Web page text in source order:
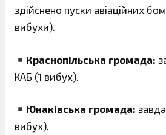
здійснено пуски авіаційних
вибухи).
Краснопільська громада:
КАБ (1 вибух).
Юнаківська громада:
вибух).